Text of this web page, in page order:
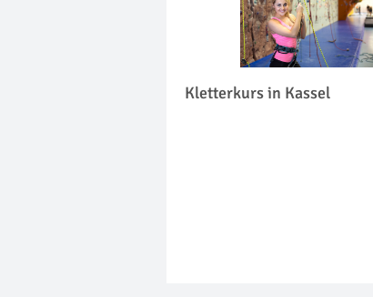
Kletterkurs in Kassel